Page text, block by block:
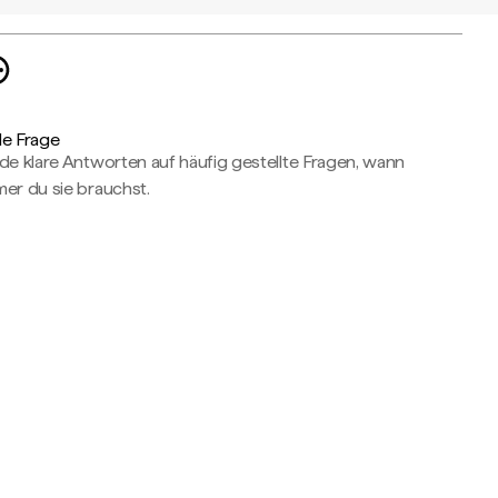
Frage
klare Antworten auf häufig gestellte Fragen, wann
du sie brauchst.